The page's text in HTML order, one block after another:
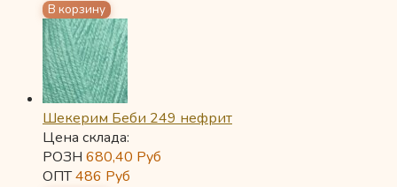
Шекерим Беби 249 нефрит
Цена склада:
РОЗН 680,40 Руб
ОПТ486 Руб